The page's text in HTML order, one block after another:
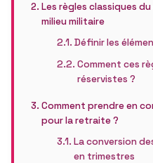
Les règles classiques
milieu militaire
Définir les
Comment ces
réservistes ?
Comment prendre en
pour la retraite ?
La conversion
en trimestres